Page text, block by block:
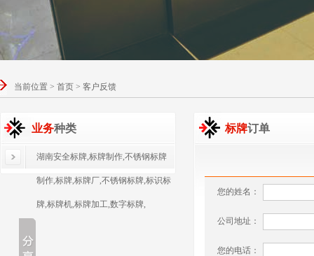
当前位置 > 首页 > 客户反馈
业务种类
湖南安全标牌,标牌制作,不锈钢标牌
制作,标牌,标牌厂,不锈钢标牌,标识标
牌,标牌机,标牌加工,数字标牌,
标牌订单
您的姓名：
公司地址：
您的电话：